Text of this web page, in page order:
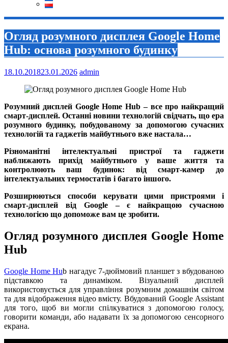
Огляд розумного дисплея Google Home
Hub: основа розумного будинку
18.10.201823.01.2026 admin
Розумний дисплей Google Home Hub – все про найкращий
смарт-дисплей. Останні новини технологій свідчать, що ера
розумного будинку, побудованому за допомогою сучасних
технологій та гаджетів майбутнього вже настала…
Різноманітні інтелектуальні пристрої та гаджети
наближають прихід майбутнього у ваше життя та
контролюють ваш будинок: від смарт-камер до
інтелектуальних термостатів і багато іншого.
Розширюються способи керувати цими пристроями і
смарт-дисплей від Google – є найкращою сучасною
технологією що допоможе вам це зробити.
Огляд розумного дисплея Google Home
Hub
Google Home Hub нагадує 7-дюймовий планшет з вбудованою
підставкою та динаміком. Візуальний дисплей
використовується для управління розумним домашнім світом
та для відображення відео вмісту. Вбудований Google Assistant
для того, щоб ви могли спілкуватися з допомогою голосу,
говорити команди, або надавати їх за допомогою сенсорного
екрана.